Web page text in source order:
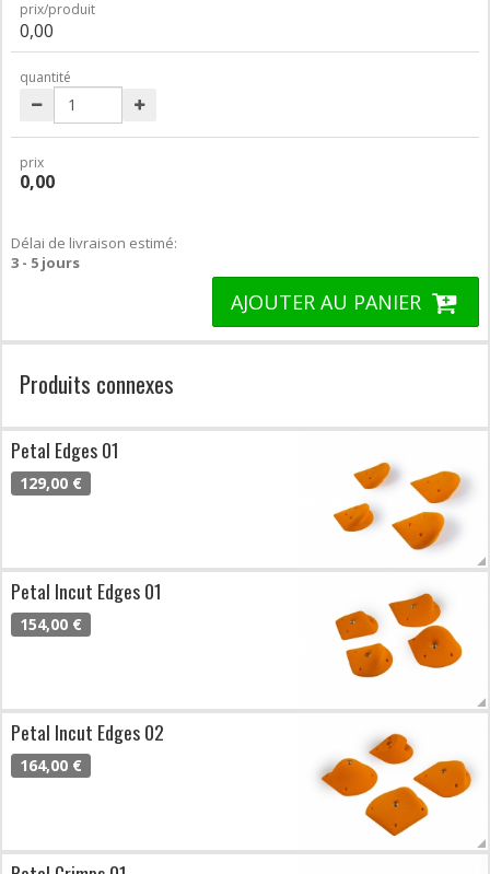
prix/produit
0,00
quantité
prix
0,00
Délai de livraison estimé:
3 - 5 jours
AJOUTER AU PANIER
Produits connexes
Petal Edges 01
129,00 €
Petal Incut Edges 01
154,00 €
Petal Incut Edges 02
164,00 €